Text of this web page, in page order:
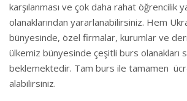
karşılanması ve çok daha rahat öğrencilik
olanaklarından yararlanabilirsiniz. Hem
bünyesinde, özel firmalar, kurumlar ve
ülkemiz bünyesinde çeşitli burs olanakları
beklemektedir. Tam burs ile tamamen
alabilirsiniz.